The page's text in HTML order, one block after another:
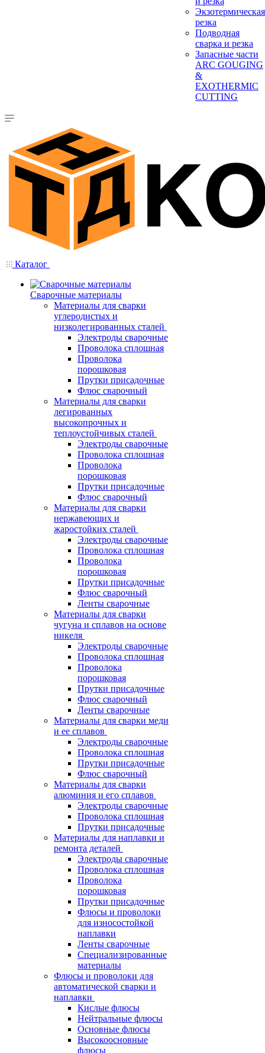
Экзотермическая
резка
Подводная
сварка и резка
Запасные части
ARC GOUGING
&
EXOTHERMIC
CUTTING
Каталог
Сварочные материалы
Материалы для сварки
углеродистых и
низколегированных сталей
Электроды сварочные
Проволока сплошная
Проволока
порошковая
Прутки присадочные
Флюс сварочный
Материалы для сварки
легированных
высокопрочных и
теплоустойчивых сталей
Электроды сварочные
Проволока сплошная
Проволока
порошковая
Прутки присадочные
Флюс сварочный
Материалы для сварки
нержавеющих и
жаростойких сталей
Электроды сварочные
Проволока сплошная
Проволока
порошковая
Прутки присадочные
Флюс сварочный
Ленты сварочные
Материалы для сварки
чугуна и сплавов на основе
никеля
Электроды сварочные
Проволока сплошная
Проволока
порошковая
Прутки присадочные
Флюс сварочный
Ленты сварочные
Материалы для сварки меди
и ее сплавов
Электроды сварочные
Проволока сплошная
Прутки присадочные
Флюс сварочный
Материалы для сварки
алюминия и его сплавов
Электроды сварочные
Проволока сплошная
Прутки присадочные
Материалы для наплавки и
ремонта деталей
Электроды сварочные
Проволока сплошная
Проволока
порошковая
Прутки присадочные
Флюсы и проволоки
для износостойкой
наплавки
Ленты сварочные
Специализированные
материалы
Флюсы и проволоки для
автоматической сварки и
наплавки
Кислые флюсы
Нейтральные флюсы
Основные флюсы
Высокоосновные
флюсы